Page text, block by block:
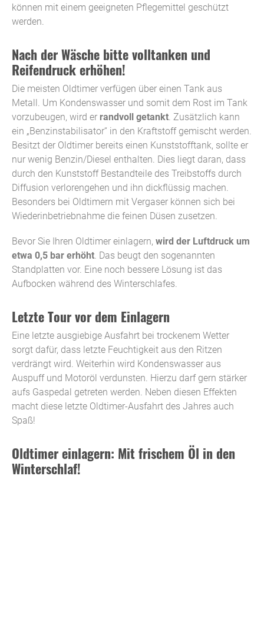
können mit einem geeigneten Pflegemittel geschützt
werden.
Nach der Wäsche bitte volltanken und
Reifendruck erhöhen!
Die meisten Oldtimer verfügen über einen Tank aus
Metall. Um Kondenswasser und somit dem Rost im Tank
vorzubeugen, wird er randvoll getankt . Zusätzlich kann
ein „Benzinstabilisator“ in den Kraftstoff gemischt werden.
Besitzt der Oldtimer bereits einen Kunststofftank, sollte er
nur wenig Benzin/Diesel enthalten. Dies liegt daran, dass
durch den Kunststoff Bestandteile des Treibstoffs durch
Diffusion verlorengehen und ihn dickflüssig machen.
Besonders bei Oldtimern mit Vergaser können sich bei
Wiederinbetriebnahme die feinen Düsen zusetzen.
Bevor Sie Ihren Oldtimer einlagern, wird der Luftdruck um
etwa 0,5 bar erhöht. Das beugt den sogenannten
Standplatten vor. Eine noch bessere Lösung ist das
Aufbocken während des Winterschlafes.
Letzte Tour vor dem Einlagern
Eine letzte ausgiebige Ausfahrt bei trockenem Wetter
sorgt dafür, dass letzte Feuchtigkeit aus den Ritzen
verdrängt wird. Weiterhin wird Kondenswasser aus
Auspuff und Motoröl verdunsten. Hierzu darf gern stärker
aufs Gaspedal getreten werden. Neben diesen Effekten
macht diese letzte Oldtimer-Ausfahrt des Jahres auch
Spaß!
Oldtimer einlagern: Mit frischem Öl in den
Winterschlaf!